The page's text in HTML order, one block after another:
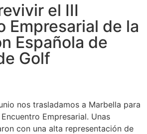
el III
Empresarial de la
Española de
Golf
nos trasladamos a Marbella para
Empresarial. Unas
con una alta representación de